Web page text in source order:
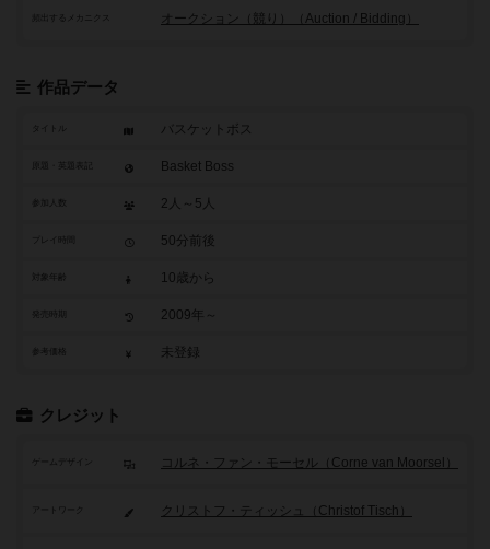
頻出するメカニクス オークション（競り）（Auction / Bidding）
作品データ
タイトル バスケットボス
Basket Boss
参加人数 2人～5人
50分前後
10歳から
2009年～
参考価格 未登録
クレジット
ゲームデザイン コルネ・ファン・モーセル（Corne van Moorsel）
アートワーク クリストフ・ティッシュ（Christof Tisch）